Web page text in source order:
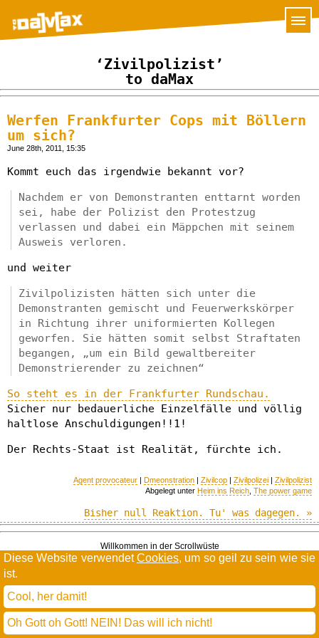
Diese Website verwendetCookies, um so geil zu sein wie sie
ist.
Cool, her damit!
Oh Gott oh Gott! NEIN! Das will ich nicht!
‘Zivilpolizist’
to daMax
Werfen Frankfurter Cops mit Böllern
um sich?
June 28th, 2011, 15:35
Kommt euch das irgendwie bekannt vor?
Nachdem er von Demonstranten enttarnt worden
sei, habe der Polizist den Protestzug
verlassen und dabei ein Mäppchen mit seinem
Ausweis verloren.
und weiter
Zivilpolizisten hätten sich unter die
Demonstranten gemischt und Feuerwerkskörper
in Richtung ihrer uniformierten Kollegen
geworfen. Sie hätten somit selbst Straftaten
begangen, „um ein Bild gewaltbereiter
Demonstrierender zu zeichnen“
So steht es in der Frankfurter Rundschau.
Sicher nur bedauerliche Einzelfälle und völlig
haltlose Anschuldigungen!!1!
Der Rechts-Staat ist Realität, fürchte ich.
Agent provocateur | Dmeonstration | Zivilcop | Zivilpolizei | Zivilpolizist
Abgelegt unter Heim ins Reich The power game
Bisher null Reaktion. Tu' was dagegen. »
Willkommen in der Scrollwüste
todamax rennt aufwordpress
und schreibt indejavu mono book
* daMax